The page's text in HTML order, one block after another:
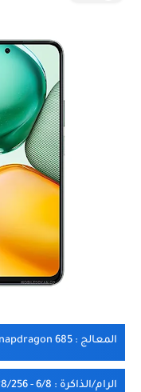
المعالج : Qualcomm Snapdragon 685
الرام/الذاكرة : 6/8 - 128/256 غيغابايت